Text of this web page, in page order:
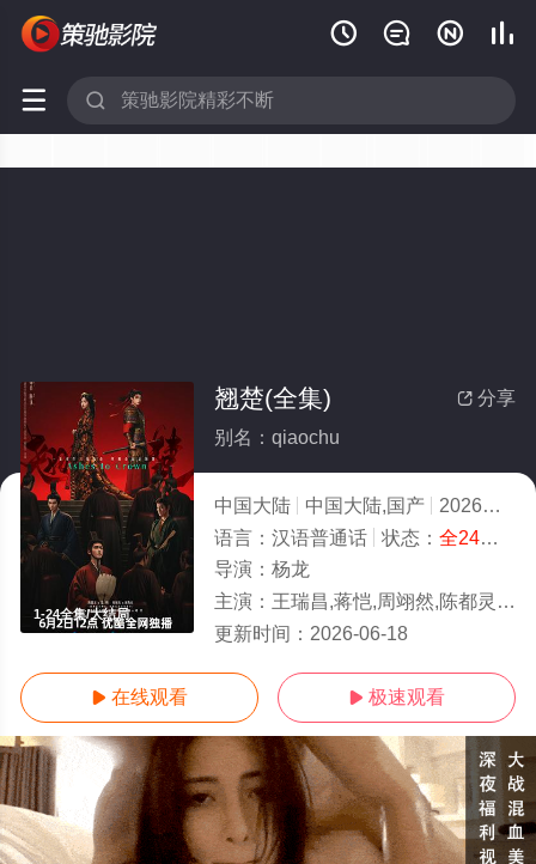
   
 
1-24全集/大结局
 分享
翘楚(全集)
别名：qiaochu
中国大陆 中国大陆,国产 2026
5.0
语言： 汉语普通话 状态： 全24集
导演： 杨龙
主演： 王瑞昌,蒋恺,周翊然,陈都灵,唐晓天,吴施乐,高茂桐
更新时间： 2026-06-18
 在线观看  极速观看